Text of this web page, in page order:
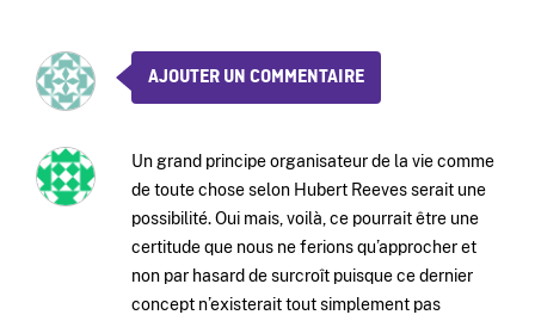
AJOUTER UN COMMENTAIRE
Un grand principe organisateur de la vie comme
de toute chose selon Hubert Reeves serait une
possibilité. Oui mais, voilà, ce pourrait être une
certitude que nous ne ferions qu’approcher et
non par hasard de surcroît puisque ce dernier
concept n’existerait tout simplement pas